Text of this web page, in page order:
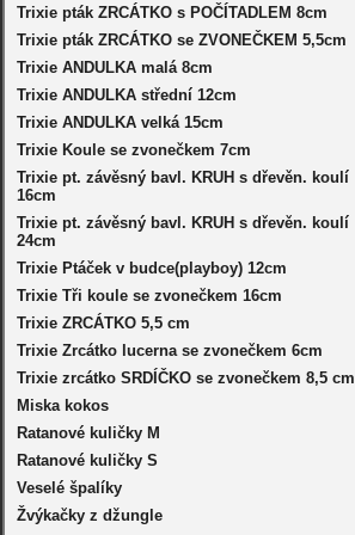
Trixie pták ZRCÁTKO s POČÍTADLEM 8cm
Trixie pták ZRCÁTKO se ZVONEČKEM 5,5cm
Trixie ANDULKA malá 8cm
Trixie ANDULKA střední 12cm
Trixie ANDULKA velká 15cm
Trixie Koule se zvonečkem 7cm
Trixie pt. závěsný bavl. KRUH s dřevěn. koulí
16cm
Trixie pt. závěsný bavl. KRUH s dřevěn. koulí
24cm
Trixie Ptáček v budce(playboy) 12cm
Trixie Tři koule se zvonečkem 16cm
Trixie ZRCÁTKO 5,5 cm
Trixie Zrcátko lucerna se zvonečkem 6cm
Trixie zrcátko SRDÍČKO se zvonečkem 8,5 cm
Miska kokos
Ratanové kuličky M
Ratanové kuličky S
Veselé špalíky
Žvýkačky z džungle